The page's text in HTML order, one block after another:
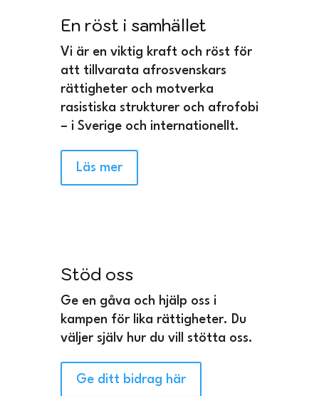
En röst i samhället
Vi är en viktig kraft och röst för
att tillvarata afrosvenskars
rättigheter och motverka
rasistiska strukturer och afrofobi
– i Sverige och internationellt.
Läs mer
Stöd oss
Ge en gåva och hjälp oss i
kampen för lika rättigheter. Du
väljer själv hur du vill stötta oss.
Ge ditt bidrag här